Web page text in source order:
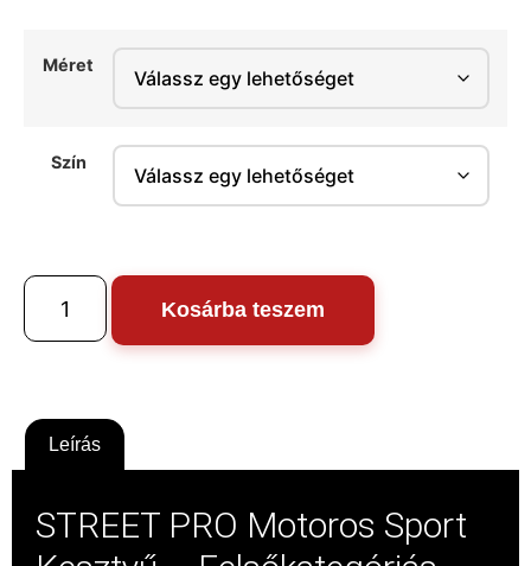
Méret
Szín
Kosárba teszem
Leírás
STREET PRO Motoros Sport